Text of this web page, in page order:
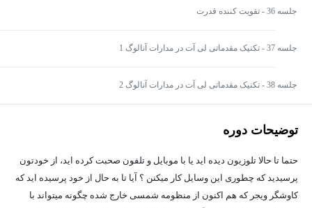
جلسه 36 - تقویت کننده قدرت
جلسه 37 - تکنیک مقدماتی لی آت در مدارات آنالوگ 1
جلسه 38 - تکنیک مقدماتی لی آت در مدارات آنالوگ 2
توضیحات دوره
حتما تا حالا تلوزیون دیده اید یا با موبایل و تلفون صحبت کرده اید، از خودتون
پرسیدید که چطوری این وسایل کار میکنن ؟ آیا تا به حال از خود پرسیده اید که
کاوشگر ویجر که هم اکنون از منظومه شمسی خارج شده چگونه میتواند با